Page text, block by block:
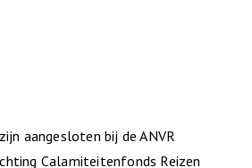
aangesloten bij de ANVR
Calamiteitenfonds Reizen